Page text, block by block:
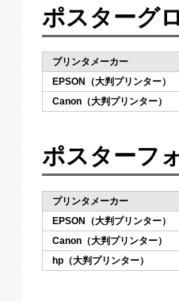
ポスターグ
プリンタメーカー
EPSON（大判プリンター）
Canon（大判プリンター）
ポスターフ
プリンタメーカー
EPSON（大判プリンター）
Canon（大判プリンター）
hp（大判プリンター）